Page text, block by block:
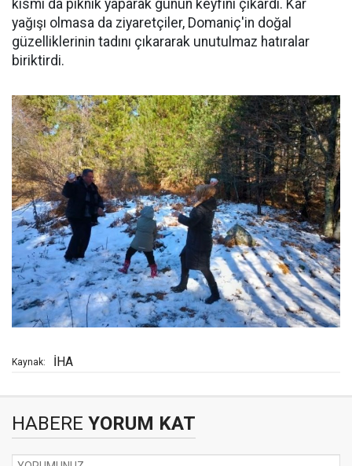
kısmı da piknik yaparak günün keyfini çıkardı. Kar
yağışı olmasa da ziyaretçiler, Domaniç'in doğal
güzelliklerinin tadını çıkararak unutulmaz hatıralar
biriktirdi.
Kaynak: İHA
HABERE YORUM KAT